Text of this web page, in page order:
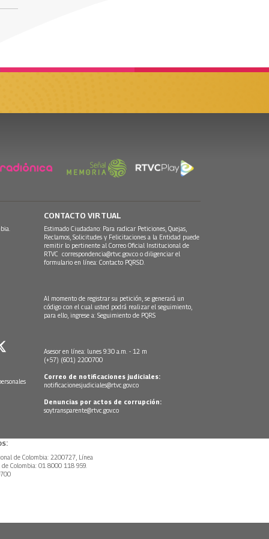
CONTACTO VIRTUAL
Estimado Ciudadano: Para radicar Peticiones, Quejas,
Reclamos, Solicitudes y Felicitaciones a la Entidad puede
remitir lo pertinente al Correo Oficial Institucional de
RTVC correspondencia@rtvc.gov.co o diligenciar el
formulario en línea: Contacto PQRSD.
Al momento de registrar su petición, se generará un
código con el cual usted podrá realizar el seguimiento,
para ello, ingrese a: Seguimiento de PQRS
Asesor en línea: lunes 9:30 a.m. - 12 m
(+57) (601) 2200700
Correo de notificaciones judiciales:
notificacionesjudiciales@rtvc.gov.co
Denuncias por actos de corrupción:
soytransparente@rtvc.gov.co
de Colombia: 2200727, Línea
Colombia: 01 8000 118 959.